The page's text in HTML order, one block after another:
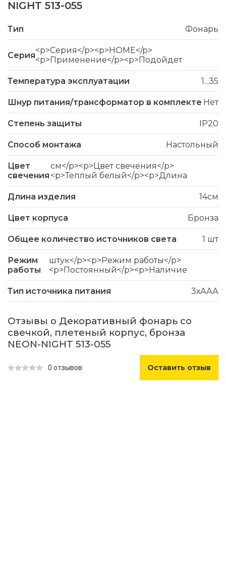
NIGHT 513-055
Тип Фонарь
Серия<p>Серия</p><p>HOME</p>
<p>Применение</p><p>Подойдет
Температура эксплуатации 1...35
Шнур питания/трансформатор в комплекте Нет
Степень защиты IP20
Способ монтажа Настольный
Цвет
свечения
см</p><p>Цвет свечения</p>
<p>Теплый белый</p><p>Длина
Длина изделия 14см
Цвет корпуса Бронза
Общее количество источников света 1 шт
Режим
работы
штук</p><p>Режим работы</p>
<p>Постоянный</p><p>Наличие
Тип источника питания 3хААА
Отзывы о Декоративный фонарь со
свечкой, плетеный корпус, бронза
NEON-NIGHT 513-055
0 отзывов Оставить отзыв